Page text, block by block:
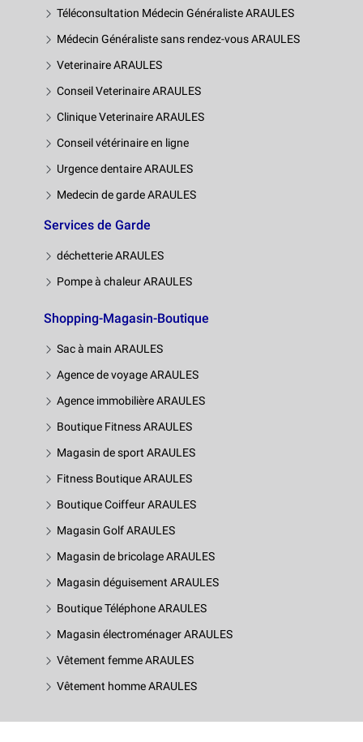
Téléconsultation Médecin Généraliste ARAULES
Médecin Généraliste sans rendez-vous ARAULES
Veterinaire ARAULES
Conseil Veterinaire ARAULES
Clinique Veterinaire ARAULES
Conseil vétérinaire en ligne
Urgence dentaire ARAULES
Medecin de garde ARAULES
Services de Garde
déchetterie ARAULES
Pompe à chaleur ARAULES
Shopping-Magasin-Boutique
Sac à main ARAULES
Agence de voyage ARAULES
Agence immobilière ARAULES
Boutique Fitness ARAULES
Magasin de sport ARAULES
Fitness Boutique ARAULES
Boutique Coiffeur ARAULES
Magasin Golf ARAULES
Magasin de bricolage ARAULES
Magasin déguisement ARAULES
Boutique Téléphone ARAULES
Magasin électroménager ARAULES
Vêtement femme ARAULES
Vêtement homme ARAULES